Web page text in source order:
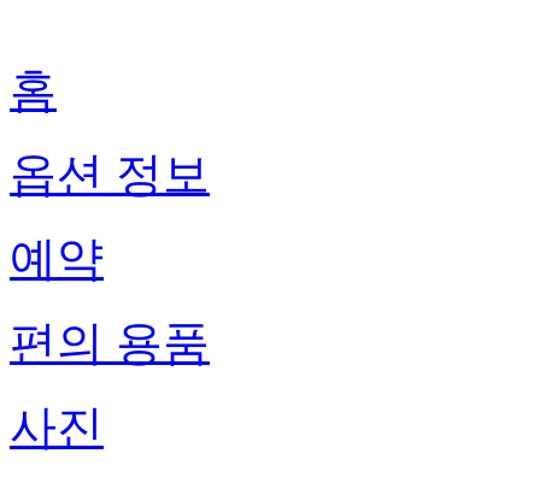
홈
옵션 정보
예약
편의 용품
사진